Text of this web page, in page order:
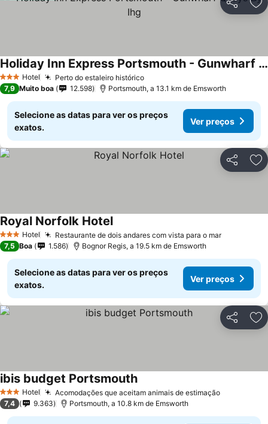
Partilhar
3 EstrelasHotel Perto do estaleiro histórico
Holiday Inn Express Portsmouth - Gunwharf Quays By Ihg
7,9 Muito boa 12.598 Portsmouth, a 13.1 km de Emsworth
Selecione as datas para ver os preços
exatos.
Ver preços
Partilhar
3 EstrelasHotel Restaurante de dois andares com vista para o mar
Royal Norfolk Hotel
7,5 Boa 1.586 Bognor Regis, a 19.5 km de Emsworth
Selecione as datas para ver os preços
exatos.
Ver preços
Partilhar
3 EstrelasHotel Acomodações que aceitam animais de estimação
ibis budget Portsmouth
7,4 9.363 Portsmouth, a 10.8 km de Emsworth